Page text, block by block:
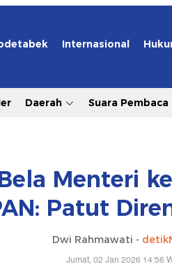
Internasional
Daerah Suara Pembaca
Menteri
Patut
Dwi Rahmawati -
Jumat, 02 Jan 2026 14:56